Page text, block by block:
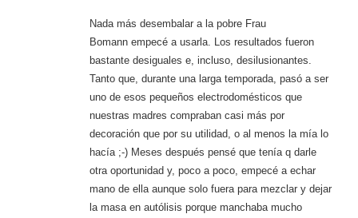
Nada más desembalar a la pobre Frau
Bomann empecé a usarla. Los resultados fueron
bastante desiguales e, incluso, desilusionantes.
Tanto que, durante una larga temporada, pasó a ser
uno de esos pequeños electrodomésticos que
nuestras madres compraban casi más por
decoración que por su utilidad, o al menos la mía lo
hacía ;-) Meses después pensé que tenía q darle
otra oportunidad y, poco a poco, empecé a echar
mano de ella aunque solo fuera para mezclar y dejar
la masa en autólisis porque manchaba mucho